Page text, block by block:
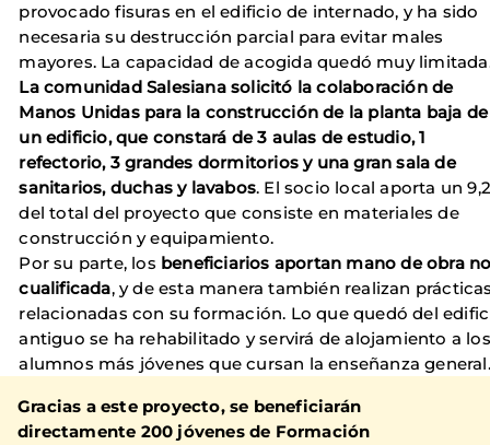
provocado fisuras en el edificio de internado, y ha sido
necesaria su destrucción parcial para evitar males
mayores. La capacidad de acogida quedó muy
La comunidad Salesiana solicitó la colaboración de
Manos Unidas para la construcción de la planta baja de
un edificio, que constará de 3 aulas de estudio, 1
refectorio, 3 grandes dormitorios y una gran sala de
sanitarios, duchas y lavabos. El socio local aporta un
del total del proyecto que consiste en materiales de
construcción y equipamiento.
Por su parte, los beneficiarios aportan mano de obra
cualificada, y de esta manera también realizan
relacionadas con su formación. Lo que quedó del
antiguo se ha rehabilitado y servirá de alojamiento a los
alumnos más jóvenes que cursan la enseñanza general.
Gracias a este proyecto,se beneficiarán
directamente 200 jóvenesde Formación